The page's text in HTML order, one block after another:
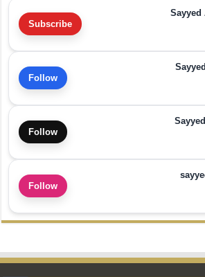
Subscribe
Follow
Follow
Follow